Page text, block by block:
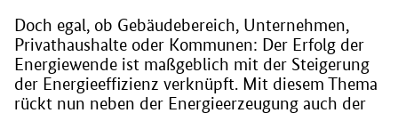
Doch egal, ob Gebäudebereich, Unternehmen,
Privathaushalte oder Kommunen: Der Erfolg der
Energiewende ist maßgeblich mit der Steigerung
der Energieeffizienz verknüpft. Mit diesem Thema
rückt nun neben der Energieerzeugung auch der